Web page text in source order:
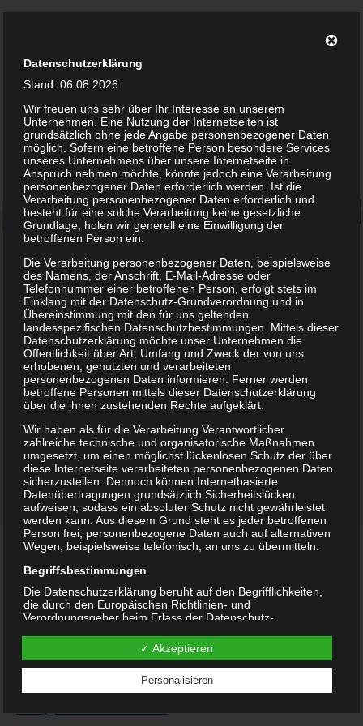
Suchen
Hummel"
Kindertheater
Jenseits von „Tri, tra, trullala“
Mausekuss für Bär
Tiermärchen aus aller Welt
Mutig, mutig
Vom Urwaldriesen und dem Faultier
Weihnachtsgeschichten:
Ein Stern für Bär
Sternenwunder
Wege zur „Wilden Hummel“
+49 234 927 02 28 oder+49 1578 692 52 74
Datenschutzerklärung
Stand: 06.08.2026
Wir freuen uns sehr über Ihr Interesse an unserem
Unternehmen. Eine Nutzung der Internetseiten ist
grundsätzlich ohne jede Angabe personenbezogener Daten
möglich. Sofern eine betroffene Person besondere Services
unseres Unternehmens über unsere Internetseite in
Anspruch nehmen möchte, könnte jedoch eine Verarbeitung
personenbezogener Daten erforderlich werden. Ist die
Verarbeitung personenbezogener Daten erforderlich und
besteht für eine solche Verarbeitung keine gesetzliche
Grundlage, holen wir generell eine Einwilligung der
betroffenen Person ein.
Die Verarbeitung personenbezogener Daten, beispielsweise
des Namens, der Anschrift, E-Mail-Adresse oder
Telefonnummer einer betroffenen Person, erfolgt stets im
Einklang mit der Datenschutz-Grundverordnung und in
Übereinstimmung mit den für uns geltenden
landesspezifischen Datenschutzbestimmungen. Mittels dieser
Datenschutzerklärung möchte unser Unternehmen die
Öffentlichkeit über Art, Umfang und Zweck der von uns
erhobenen, genutzten und verarbeiteten
personenbezogenen Daten informieren. Ferner werden
betroffene Personen mittels dieser Datenschutzerklärung
über die ihnen zustehenden Rechte aufgeklärt.
Wir haben als für die Verarbeitung Verantwortlicher
zahlreiche technische und organisatorische Maßnahmen
umgesetzt, um einen möglichst lückenlosen Schutz der über
diese Internetseite verarbeiteten personenbezogenen Daten
sicherzustellen. Dennoch können Internetbasierte
Datenübertragungen grundsätzlich Sicherheitslücken
aufweisen, sodass ein absoluter Schutz nicht gewährleistet
werden kann. Aus diesem Grund steht es jeder betroffenen
Person frei, personenbezogene Daten auch auf alternativen
Wegen, beispielsweise telefonisch, an uns zu übermitteln.
Begriffsbestimmungen
Die Datenschutzerklärung beruht auf den Begrifflichkeiten,
die durch den Europäischen Richtlinien- und
Verordnungsgeber beim Erlass der Datenschutz-
Datenschutzerklärung soll sowohl für die Öffentlichkeit als
auch für unsere Kunden und Geschäftspartner einfach lesbar
und verständlich sein. Um dies zu gewährleisten, möchten
wir vorab die verwendeten Begrifflichkeiten erläutern.
anderem die folgenden Begriffe:
✓ Akzeptieren
Personalisieren